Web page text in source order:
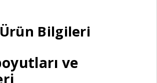
Ürün Bilgileri
ve